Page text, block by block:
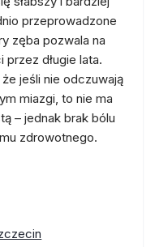
przeprowadzone
zęba pozwala na
długie lata.
jeśli nie odczuwają
miazgi, to nie ma
– jednak brak bólu
zdrowotnego.